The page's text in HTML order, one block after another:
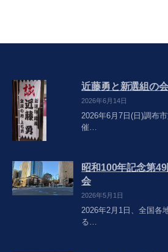
近藤勇と新選組の
2026年6月14日
2026年6月7日(日)調布
催…
昭和100年記念第
会
2026年5月1日
2026年2月1日、全国各
る…